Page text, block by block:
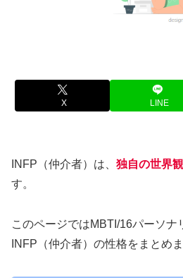
X LINE
INFP（仲介者）は、 独自の世界
す。
このページではMBTI/16パーソナ
INFP（仲介者）の性格をまとめま